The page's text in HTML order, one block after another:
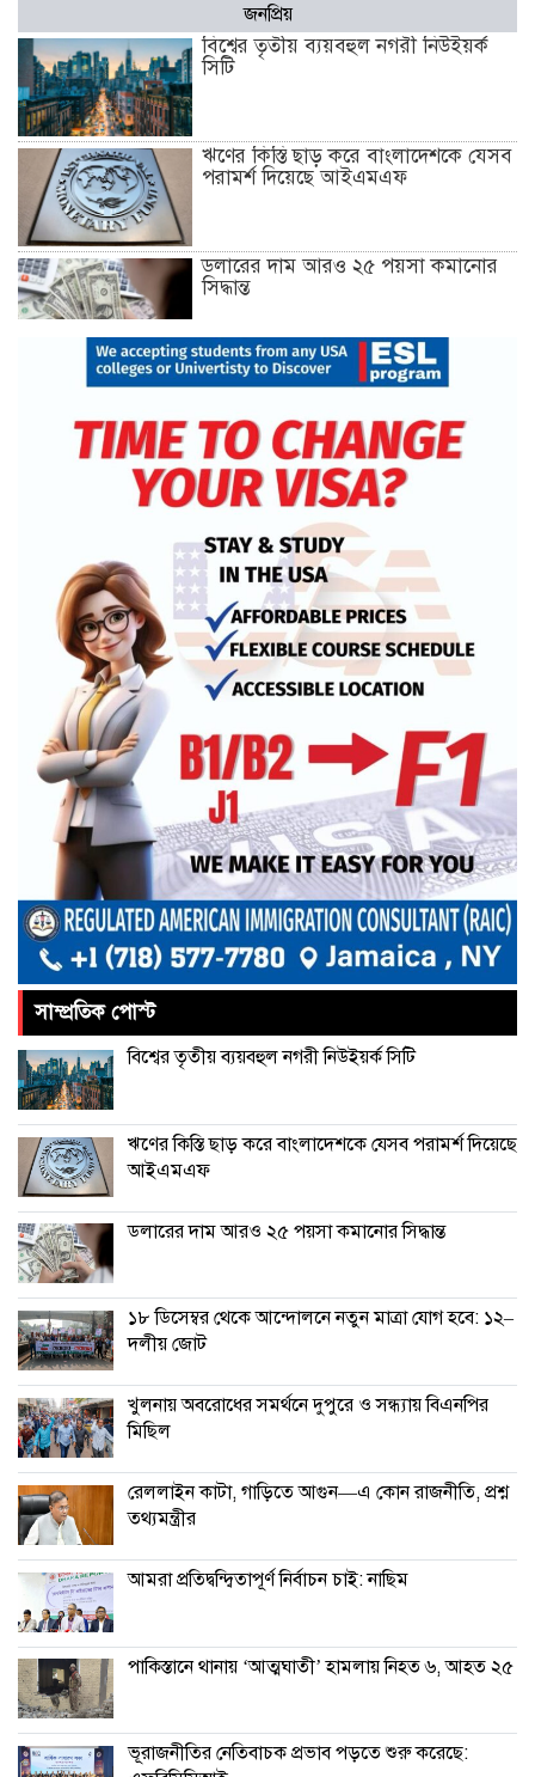
জনপ্রিয়
বিশ্বের তৃতীয় ব্যয়বহুল নগরী নিউইয়র্ক
সিটি
ঋণের কিস্তি ছাড় করে বাংলাদেশকে যেসব
পরামর্শ দিয়েছে আইএমএফ
ডলারের দাম আরও ২৫ পয়সা কমানোর
সিদ্ধান্ত
১৮ ডিসেম্বর থেকে আন্দোলনে নতুন মাত্রা
খুলনায় অবরোধের সমর্থনে দুপুরে ও
সন্ধ্যায় বিএনপির মিছিল
রেললাইন কাটা, গাড়িতে আগুন—এ
কোন রাজনীতি, প্রশ্ন তথ্যমন্ত্রীর
আমরা প্রতিদ্বন্দ্বিতাপূর্ণ নির্বাচন চাই: না‌ছিম
পাকিস্তানে থানায় ‘আত্মঘাতী’ হামলায়
নিহত ৬, আহত ২৫
ভূরাজনীতির নেতিবাচক প্রভাব পড়তে শুরু
করেছে: এফবিসিসিআই
চীনের বেল্ট অ্যান্ড রোড উদ্যোগে আর
থাকছে না ইতালি
সাম্প্রতিক পোস্ট
বিশ্বের তৃতীয় ব্যয়বহুল নগরী নিউইয়র্ক সিটি
ঋণের কিস্তি ছাড় করে বাংলাদেশকে যেসব পরামর্শ দিয়েছে
আইএমএফ
ডলারের দাম আরও ২৫ পয়সা কমানোর সিদ্ধান্ত
১৮ ডিসেম্বর থেকে আন্দোলনে নতুন মাত্রা যোগ হবে: ১২–
দলীয় জোট
খুলনায় অবরোধের সমর্থনে দুপুরে ও সন্ধ্যায় বিএনপির
মিছিল
রেললাইন কাটা, গাড়িতে আগুন—এ কোন রাজনীতি, প্রশ্ন
তথ্যমন্ত্রীর
আমরা প্রতিদ্বন্দ্বিতাপূর্ণ নির্বাচন চাই: না‌ছিম
পাকিস্তানে থানায় ‘আত্মঘাতী’ হামলায় নিহত ৬, আহত ২৫
ভূরাজনীতির নেতিবাচক প্রভাব পড়তে শুরু করেছে: